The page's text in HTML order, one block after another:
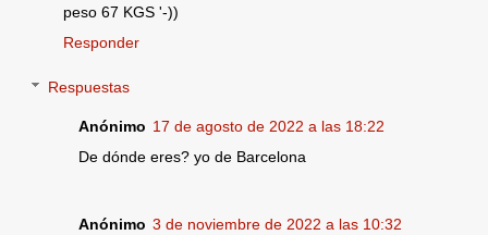
peso 67 KGS '-))
Responder
Respuestas
Anónimo 17 de agosto de 2022 a las 18:22
De dónde eres? yo de Barcelona
Anónimo 3 de noviembre de 2022 a las 10:32